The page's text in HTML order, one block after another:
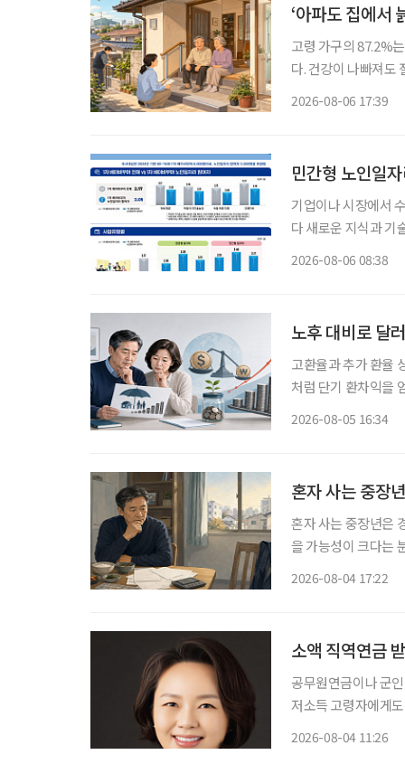
‘아파도 집에서
고령 가구의 87.2%
다. 건강이 나빠져도
2026-08-06 17:39
민간형 노인일
기업이나 시장에서
다 새로운 지식과 기
2026-08-06 08:38
노후 대비로 달
고환율과 추가 환율
처럼 단기 환차익을
2026-08-05 16:34
혼자 사는 중장
혼자 사는 중장년은
을 가능성이 크다는
2026-08-04 17:22
소액 직역연금
공무원연금이나 군
저소득 고령자에게
2026-08-04 11:26